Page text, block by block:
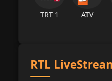
TRT 1 ATV
RTL